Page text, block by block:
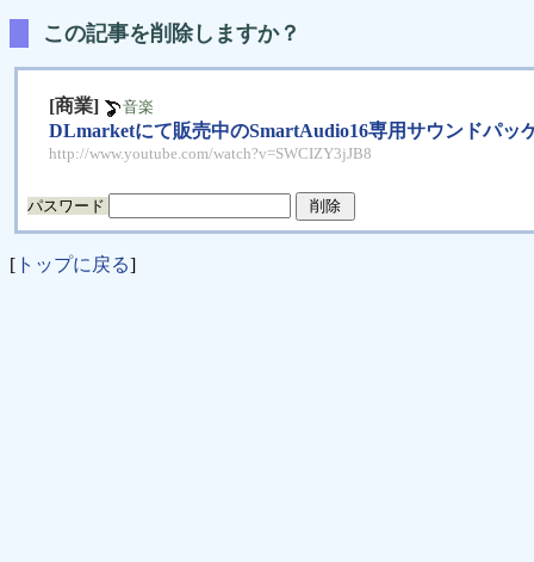
この記事を削除しますか？
[商業] 音楽
DLmarketにて販売中のSmartAudio16専用サウンドパッ
http://www.youtube.com/watch?v=SWCIZY3jJB8
パスワード
[ トップに戻る]